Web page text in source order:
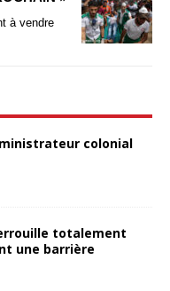
à vendre
colonial
totalement
une barrière